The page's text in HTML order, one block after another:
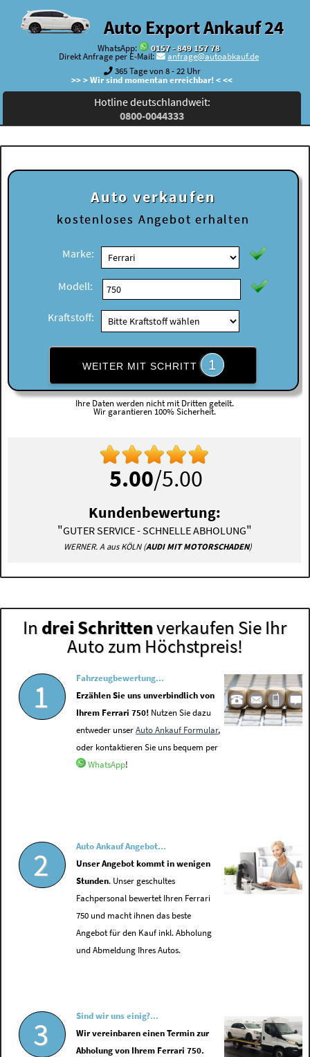
Auto Export Ankauf 24
WhatsApp:
0157 - 849 157 78
Direkt Anfrage per E-Mail:
anfrage@autoabkauf.de
365 Tage von 8 - 22 Uhr
>> > Wir sind momentan erreichbar! < <<
Hotline deutschlandweit:
0800-0044333
Auto verkaufen
kostenloses Angebot erhalten
Marke:
Modell:
Kraftstoff:
WEITER MIT SCHRITT 1
Ihre Daten werden nicht mit Dritten geteilt.
Wir garantieren 100% Sicherheit.
5.00/5.00
Kundenbewertung:
"GUTER SERVICE - SCHNELLE ABHOLUNG"
WERNER. A aus KÖLN (AUDI MIT MOTORSCHADEN)
In drei Schrittenverkaufen Sie Ihr
Auto zum Höchstpreis!
1
Fahrzeugbewertung...
Erzählen Sie uns unverbindlich von
Ihrem Ferrari 750! Nutzen Sie dazu
entweder unserAuto Ankauf Formular,
oder kontaktieren Sie uns bequem per
WhatsApp!
2
Auto Ankauf Angebot...
Unser Angebot kommt in wenigen
Stunden. Unser geschultes
Fachpersonal bewertet Ihren Ferrari
750 und macht ihnen das beste
Angebot für den Kauf inkl. Abholung
und Abmeldung Ihres Autos.
3
Sind wir uns einig?...
Wir vereinbaren einen Termin zur
Abholung von Ihrem Ferrari 750.